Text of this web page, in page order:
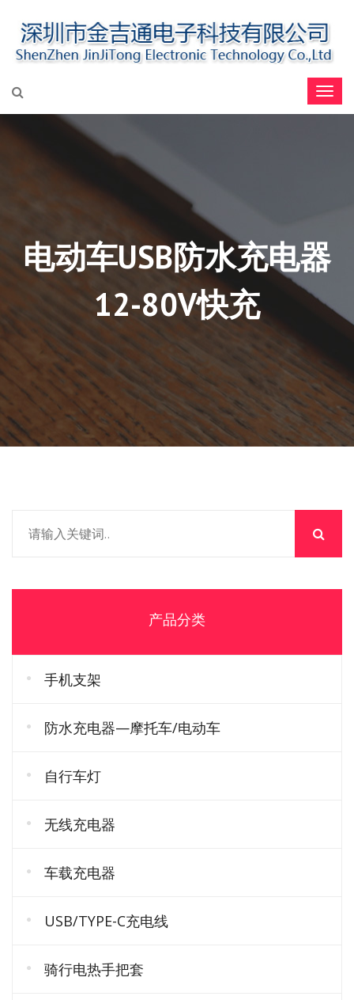
电动车USB防水充电器
12-80V快充
产品分类
手机支架
防水充电器—摩托车/电动车
自行车灯
无线充电器
车载充电器
USB/TYPE-C充电线
骑行电热手把套